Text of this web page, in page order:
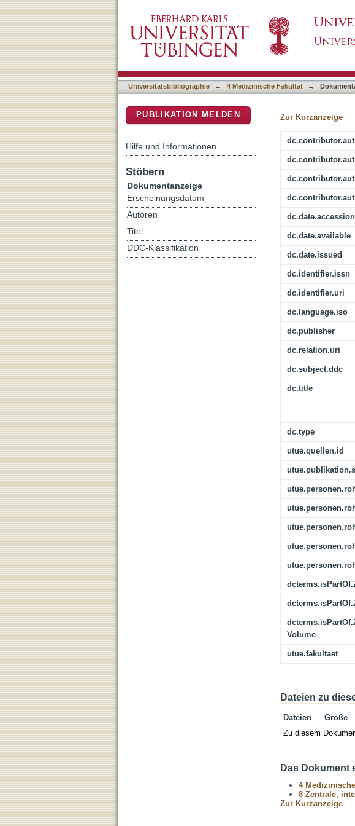
Plasma sICAM-1 correlates with
neck squamous cell carcinoma patients
Universitätsbibliographie → 4 Medizinische Fakultät →
Zur Kurzanzeige
dc.date.available
dc.date.issued
dc.identifier.issn
dc.identifier.uri
dc.language.iso
dc.publisher
dc.relation.uri
dc.subject.ddc
dc.title
dc.type
utue.quellen.id
Volume
utue.fakultaet
Dateien zu
Dateien Größe
Zu diesem
Das Dokument
4
8 Zentrale,
Zur Kurzanzeige
PUBLIKATION MELDEN
Hilfe und Informationen
Stöbern
Dokumentanzeige
Erscheinungsdatum
Autoren
Titel
DDC-Klassifikation